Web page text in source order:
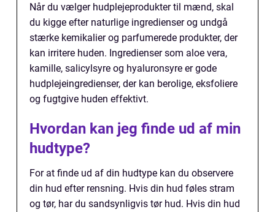
Når du vælger hudplejeprodukter til mænd, skal
du kigge efter naturlige ingredienser og undgå
stærke kemikalier og parfumerede produkter, der
kan irritere huden. Ingredienser som aloe vera,
kamille, salicylsyre og hyaluronsyre er gode
hudplejeingredienser, der kan berolige, eksfoliere
og fugtgive huden effektivt.
Hvordan kan jeg finde ud af min
hudtype?
For at finde ud af din hudtype kan du observere
din hud efter rensning. Hvis din hud føles stram
og tør, har du sandsynligvis tør hud. Hvis din hud